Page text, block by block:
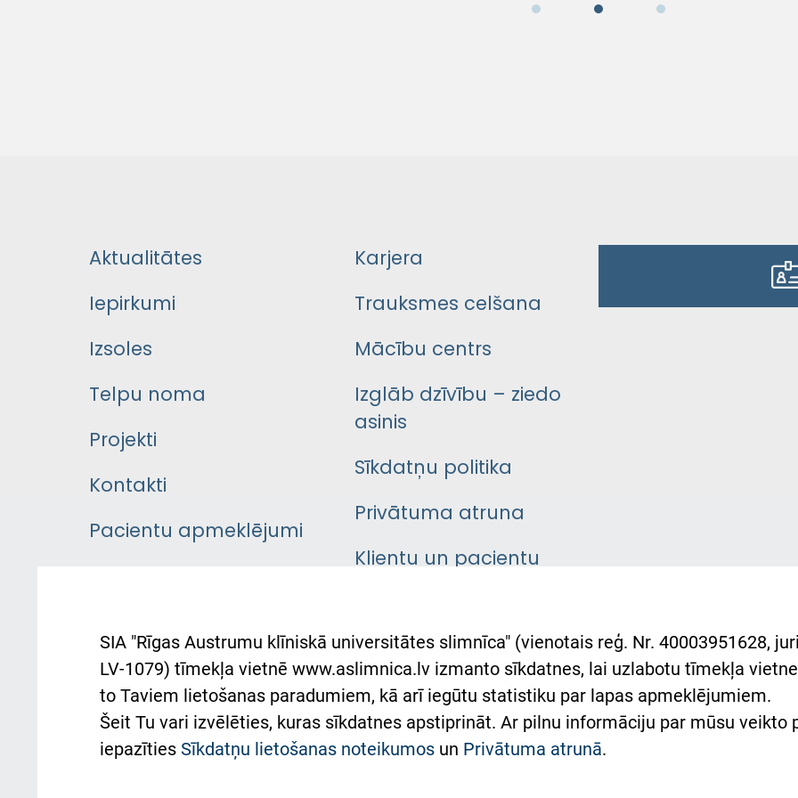
Aktualitātes
Iepirkumi
Izsoles
Telpu noma
Projekti
Kontakti
Pacientu apmeklējumi
Pacienta
atsauksmju/sūdzību
iesniegšanas kārtība
Kā pie mums nokļūt
Karjera
Trauksmes celšana
Mācību centrs
Izglāb dzīvību – ziedo
asinis
Sīkdatņu politika
Privātuma atruna
Klientu un pacientu
Austrumu slimnīcas
atbalsts Ukrainai
Підтримка Східної лікарні
та співпраця з Україною
SIA "Rīgas Austrumu klīniskā universitātes slimnīca" (vienotais reģ. Nr. 40003951628,
LV-1079) tīmekļa vietnē www.aslimnica.lv izmanto sīkdatnes, lai uzlabotu tīmekļa
to Taviem lietošanas paradumiem, kā arī iegūtu statistiku par lapas apmeklējumiem.
Šeit Tu vari izvēlēties, kuras sīkdatnes apstiprināt. Ar pilnu informāciju par mūsu veikto
iepazīties Sīkdatņu lietošanas noteikumos un Privātuma atrunā.